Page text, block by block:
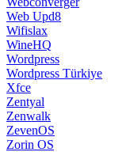
Web Upd8
Wifislax
WineHQ
Wordpress
Wordpress Türkiye
Xfce
Zentyal
Zenwalk
ZevenOS
Zorin OS